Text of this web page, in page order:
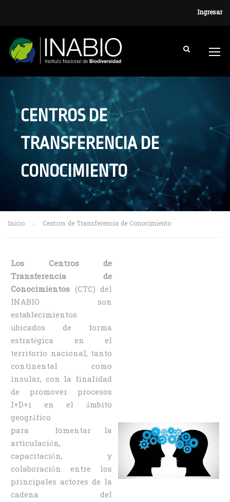
Ingresar
CENTROS DE
TRANSFERENCIA DE
CONOCIMIENTO
Inicio Centros de Transferencia de Conocimiento
Los Centros de
Transferencia de
Conocimientos (CTC) del
INABIO son
establecimientos
ubicados de forma
estratégica en el
territorio nacional, tanto
continental como
insular, con la finalidad
de promover procesos
I+D+i en el ámbito
geográfico
para fomentar la
articulación,
capacitación, y
colaboración entre los
principales actores de la
cadena del